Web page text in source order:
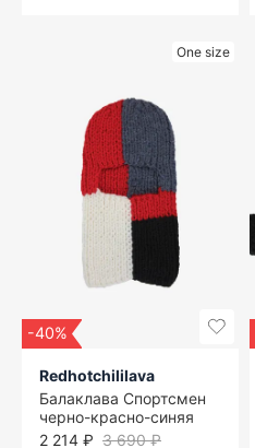
One size
-40%
Redhotchililava
Балаклава Спортсмен
черно-красно-синяя
3 690 ₽
2 214 ₽